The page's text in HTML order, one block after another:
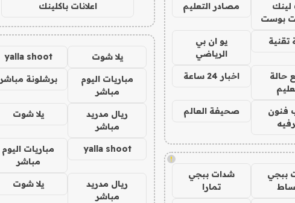
لينك
بوست
مصادر التعليم
تقنية
يو ان بي
الرياضي
حالة
اخبار 24 ساعة
فنون
صحيفة العالم
!
ببجي
شدات ببجي
تمارا
اعلانات باكلينك
يلا شوت yalla shoot
مباريات اليوم
مباشر
برشلونة مباشر
ريال مدريد
مباشر
يلا شوت
yalla shoot
مباريات اليوم
مباشر
ريال مدريد
مباشر
يلا شوت